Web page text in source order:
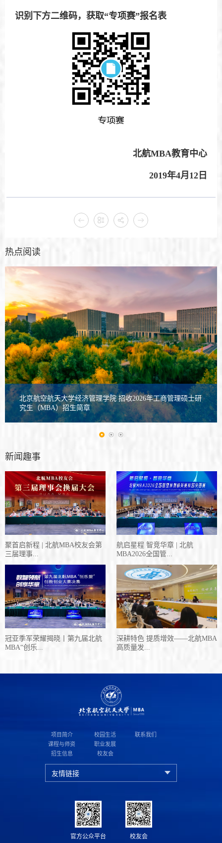
识别下方二维码，获取“专项赛”报名表
北航MBA教育中心
2019年4月12日
热点阅读
北京航空航天大学经济管理学院 招收2026年工商管理硕士研
究生（MBA）招生简章
新闻趣事
聚首启新程 | 北航MBA校友会第
三届理事...
航启星程 智竞华章 | 北航
MBA2026全国管...
冠亚季军荣耀揭晓丨第九届北航
MBA“创乐...
深耕特色 提质增效——北航MBA
高质量发...
项目简介
课程与师资
招生信息
校园生活
职业发展
校友会
联系我们
官方公众平台 校友会